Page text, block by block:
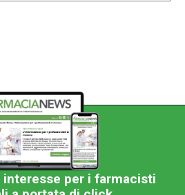
per i farmacisti